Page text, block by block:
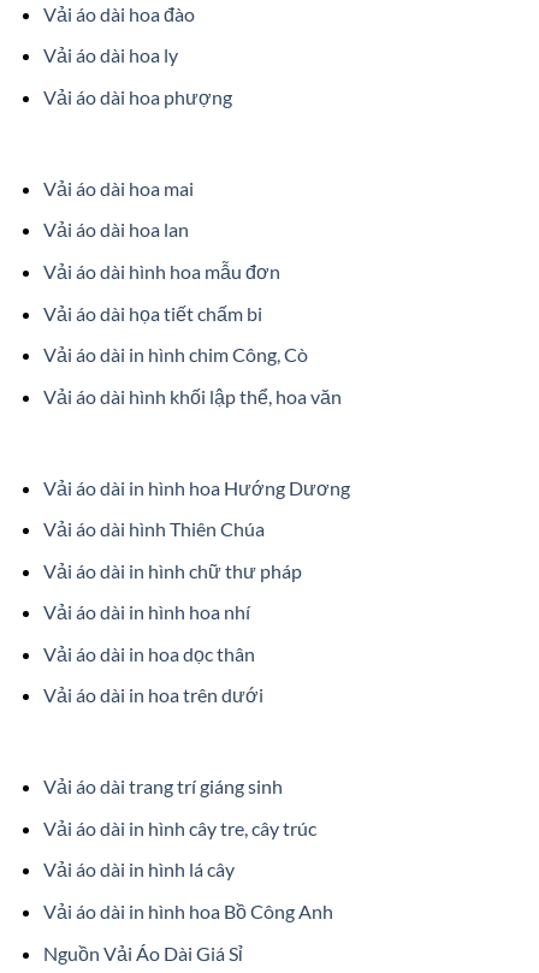
Vải áo dài hoa đào
Vải áo dài hoa ly
Vải áo dài hoa phượng
Vải áo dài hoa mai
Vải áo dài hoa lan
Vải áo dài hình hoa mẫu đơn
Vải áo dài họa tiết chấm bi
Vải áo dài in hình chim Công, Cò
Vải áo dài hình khối lập thể, hoa văn
Vải áo dài in hình hoa Hướng Dương
Vải áo dài hình Thiên Chúa
Vải áo dài in hình chữ thư pháp
Vải áo dài in hình hoa nhí
Vải áo dài in hoa dọc thân
Vải áo dài in hoa trên dưới
Vải áo dài trang trí giáng sinh
Vải áo dài in hình cây tre, cây trúc
Vải áo dài in hình lá cây
Vải áo dài in hình hoa Bồ Công Anh
Nguồn Vải Áo Dài Giá Sỉ